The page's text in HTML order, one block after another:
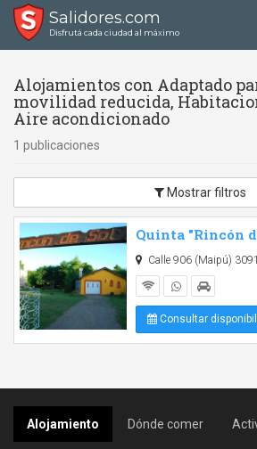
Salidores.com
Disfrutá cada ciudad al máximo
Alojamientos con Adaptado
movilidad reducida,
Aire acondicionado
1 publicaciones
Mostrar filtros
Quinta "Rincón
Calle 906 (Maipú)
Consultar
Alojamiento Dónde comer